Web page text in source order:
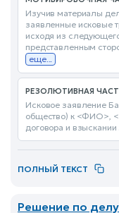
Изучив материалы
заявленные исковые
исходя из
представленным
еще...
РЕЗОЛЮТИВНАЯ
Исковое заявление
общество) к <ФИО>,
договора и
ПОЛНЫЙ ТЕКСТ
Решение по